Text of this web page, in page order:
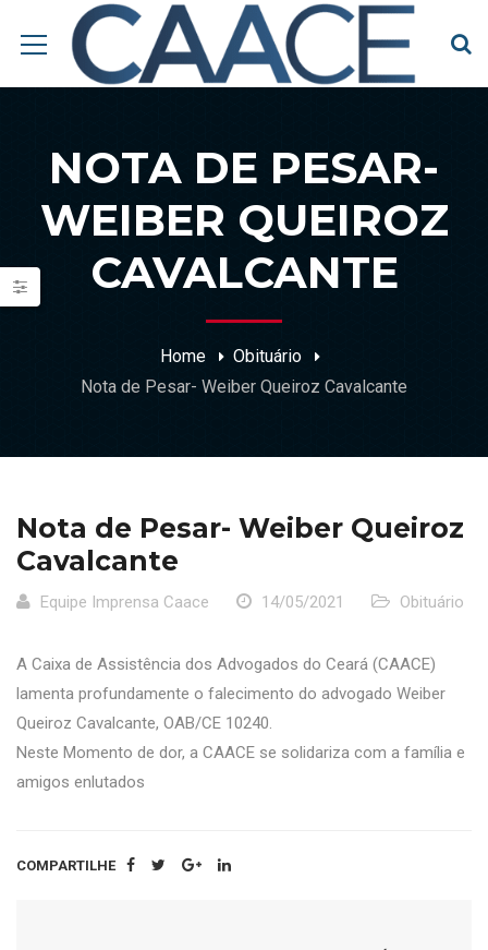
NOTA DE PESAR-
WEIBER QUEIROZ
CAVALCANTE
Home
Obituário
Nota de Pesar- Weiber Queiroz Cavalcante
Nota de Pesar- Weiber Queiroz
Cavalcante
Equipe Imprensa Caace 14/05/2021 Obituário
A Caixa de Assistência dos Advogados do Ceará (CAACE)
lamenta profundamente o falecimento do advogado Weiber
Queiroz Cavalcante, OAB/CE 10240.
Neste Momento de dor, a CAACE se solidariza com a família e
amigos enlutados
COMPARTILHE